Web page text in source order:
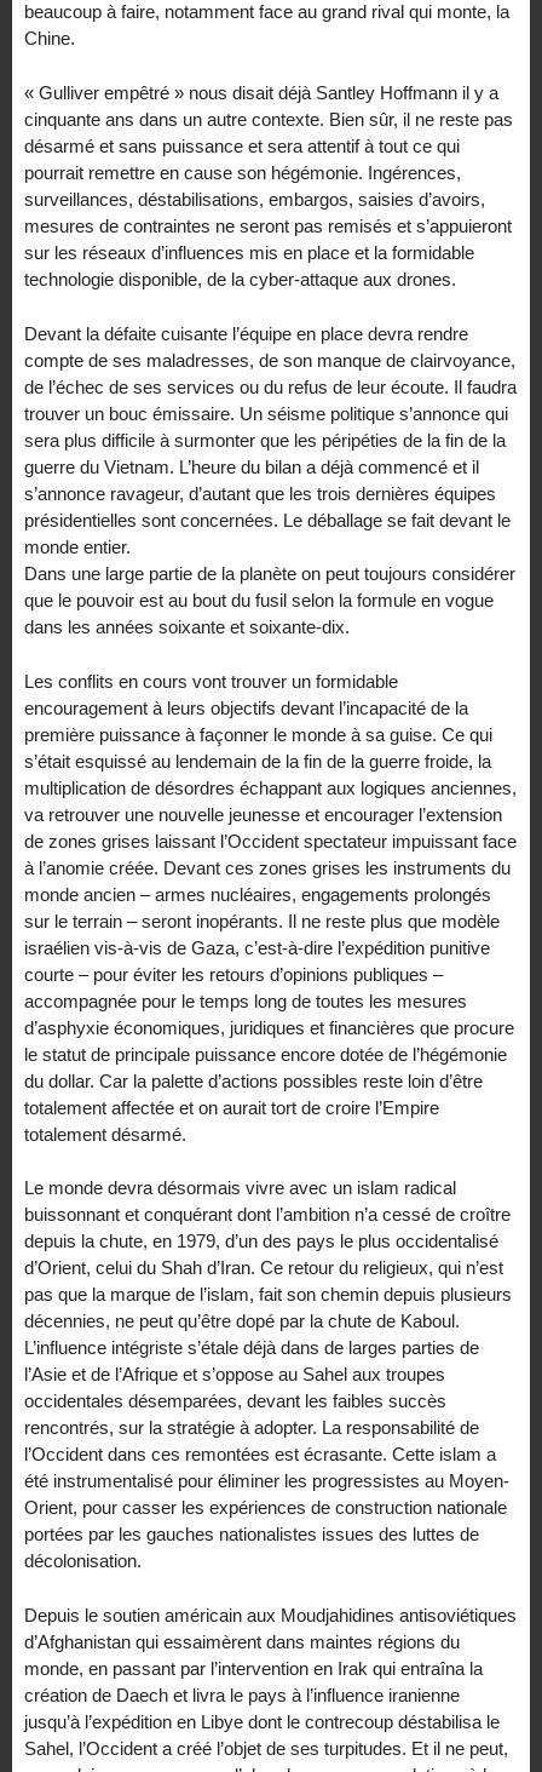
beaucoup à faire, notamment face au grand rival qui monte, la
Chine.
« Gulliver empêtré » nous disait déjà Santley Hoffmann il y a
cinquante ans dans un autre contexte. Bien sûr, il ne reste pas
désarmé et sans puissance et sera attentif à tout ce qui
pourrait remettre en cause son hégémonie. Ingérences,
surveillances, déstabilisations, embargos, saisies d’avoirs,
mesures de contraintes ne seront pas remisés et s’appuieront
sur les réseaux d’influences mis en place et la formidable
technologie disponible, de la cyber-attaque aux drones.
Devant la défaite cuisante l’équipe en place devra rendre
compte de ses maladresses, de son manque de clairvoyance,
de l’échec de ses services ou du refus de leur écoute. Il faudra
trouver un bouc émissaire. Un séisme politique s’annonce qui
sera plus difficile à surmonter que les péripéties de la fin de la
guerre du Vietnam. L’heure du bilan a déjà commencé et il
s’annonce ravageur, d’autant que les trois dernières équipes
présidentielles sont concernées. Le déballage se fait devant le
monde entier.
Dans une large partie de la planète on peut toujours considérer
que le pouvoir est au bout du fusil selon la formule en vogue
dans les années soixante et soixante-dix.
Les conflits en cours vont trouver un formidable
encouragement à leurs objectifs devant l’incapacité de la
première puissance à façonner le monde à sa guise. Ce qui
s’était esquissé au lendemain de la fin de la guerre froide, la
multiplication de désordres échappant aux logiques anciennes,
va retrouver une nouvelle jeunesse et encourager l’extension
de zones grises laissant l’Occident spectateur impuissant face
à l’anomie créée. Devant ces zones grises les instruments du
monde ancien – armes nucléaires, engagements prolongés
sur le terrain – seront inopérants. Il ne reste plus que modèle
israélien vis-à-vis de Gaza, c’est-à-dire l’expédition punitive
courte – pour éviter les retours d’opinions publiques –
accompagnée pour le temps long de toutes les mesures
d’asphyxie économiques, juridiques et financières que procure
le statut de principale puissance encore dotée de l’hégémonie
du dollar. Car la palette d’actions possibles reste loin d’être
totalement affectée et on aurait tort de croire l’Empire
totalement désarmé.
Le monde devra désormais vivre avec un islam radical
buissonnant et conquérant dont l’ambition n’a cessé de croître
depuis la chute, en 1979, d’un des pays le plus occidentalisé
d’Orient, celui du Shah d’Iran. Ce retour du religieux, qui n’est
pas que la marque de l’islam, fait son chemin depuis plusieurs
décennies, ne peut qu’être dopé par la chute de Kaboul.
L’influence intégriste s’étale déjà dans de larges parties de
l’Asie et de l’Afrique et s’oppose au Sahel aux troupes
occidentales désemparées, devant les faibles succès
rencontrés, sur la stratégie à adopter. La responsabilité de
l’Occident dans ces remontées est écrasante. Cette islam a
été instrumentalisé pour éliminer les progressistes au Moyen-
Orient, pour casser les expériences de construction nationale
portées par les gauches nationalistes issues des luttes de
décolonisation.
Depuis le soutien américain aux Moudjahidines antisoviétiques
d’Afghanistan qui essaimèrent dans maintes régions du
monde, en passant par l’intervention en Irak qui entraîna la
création de Daech et livra le pays à l’influence iranienne
jusqu’à l’expédition en Libye dont le contrecoup déstabilisa le
Sahel, l’Occident a créé l’objet de ses turpitudes. Et il ne peut,